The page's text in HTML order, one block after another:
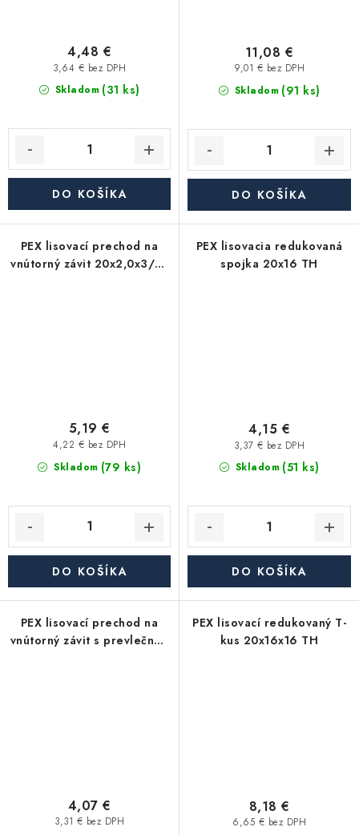
Skladom (31 ks)
3,64 € bez DPH
4,48 €
DO KOŠÍKA
Skladom (91 ks)
9,01 € bez DPH
11,08 €
DO KOŠÍKA
PEX lisovací prechod na
vnútorný závit 20x2,0x3/4"
Skladom (79 ks)
4,22 € bez DPH
5,19 €
DO KOŠÍKA
PEX lisovacia redukovaná
spojka 20x16 TH
Skladom (51 ks)
3,37 € bez DPH
4,15 €
DO KOŠÍKA
PEX lisovací prechod na
vnútorný závit s prevlečnou
3,31 € bez DPH
4,07 €
PEX lisovací redukovaný T-
kus 20x16x16 TH
6,65 € bez DPH
8,18 €